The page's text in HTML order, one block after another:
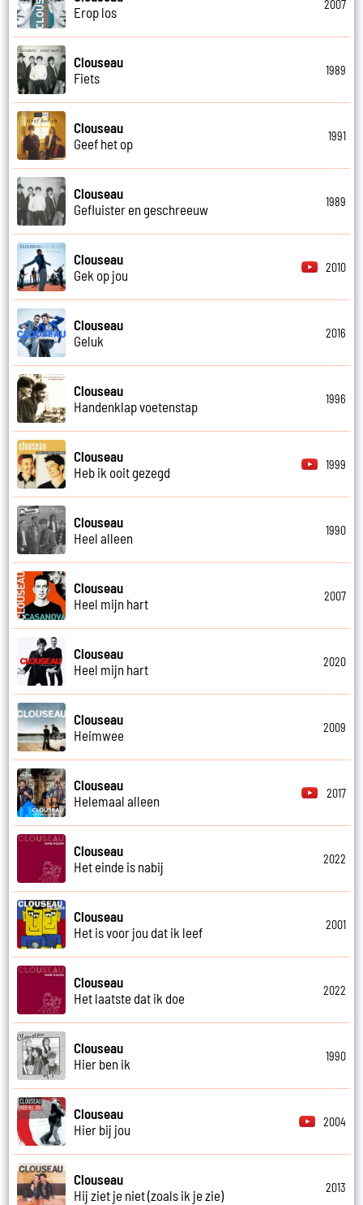
Erop los
2007
Clouseau
Fiets
1989
Clouseau
Geef het op
1991
Clouseau
Gefluister en geschreeuw
1989
Clouseau
Gek op jou
2010
Clouseau
Geluk
2016
Clouseau
Handenklap voetenstap
1996
Clouseau
Heb ik ooit gezegd
1999
Clouseau
Heel alleen
1990
Clouseau
Heel mijn hart
2007
Clouseau
Heel mijn hart
2020
Clouseau
Heimwee
2009
Clouseau
Helemaal alleen
2017
Clouseau
Het einde is nabij
2022
Clouseau
Het is voor jou dat ik leef
2001
Clouseau
Het laatste dat ik doe
2022
Clouseau
Hier ben ik
1990
Clouseau
Hier bij jou
2004
Clouseau
Hij ziet je niet (zoals ik je zie)
2013